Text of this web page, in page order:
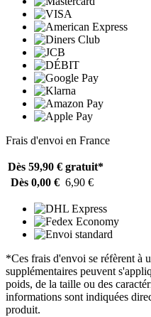
Frais d'envoi en France
Dès 59,90 € gratuit*
Dès 0,00 € 6,90 €
*Ces frais d'envoi se réfèrent à
supplémentaires peuvent
poids, de la taille ou des
informations sont indiquées
produit.